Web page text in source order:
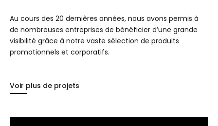
Au cours des 20 dernières années, nous avons permis à
de nombreuses entreprises de bénéficier d’une grande
visibilité grâce à notre vaste sélection de produits
promotionnels et corporatifs.
Voir plus de projets